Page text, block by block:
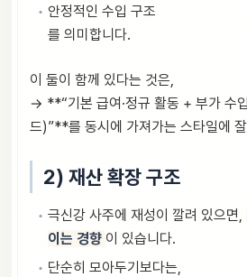
안정적인 수입 구조
를 의미합니다.
이 둘이 함께 있다는 것은,
→ **“기본 급여·정규 활동 + 부가 수
드)”**를 동시에 가져가는 스타일에
2) 재산 확장 구조
극신강 사주에 재성이 깔려 있으면,
이는 경향 이 있습니다.
단순히 모아두기보다는,